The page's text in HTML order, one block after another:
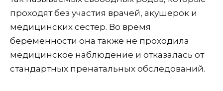
проходят без участия врачей, акушерок и
медицинских сестер. Во время
беременности она также не проходила
медицинское наблюдение и отказалась от
стандартных пренатальных обследований.